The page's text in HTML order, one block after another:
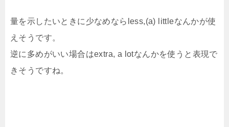
量を示したいときに少なめならless,(a) littleなんかが使
えそうです。
逆に多めがいい場合はextra, a lotなんかを使うと表現で
きそうですね。